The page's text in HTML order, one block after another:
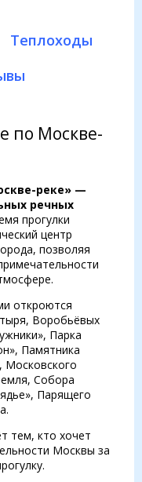
Теплоходы
по Москве-
реке» —
речных
прогулки
центр
позволяя
откроются
Воробьёвых
Парка
Памятника
Московского
Собора
Парящего
тем, кто хочет
Москвы за